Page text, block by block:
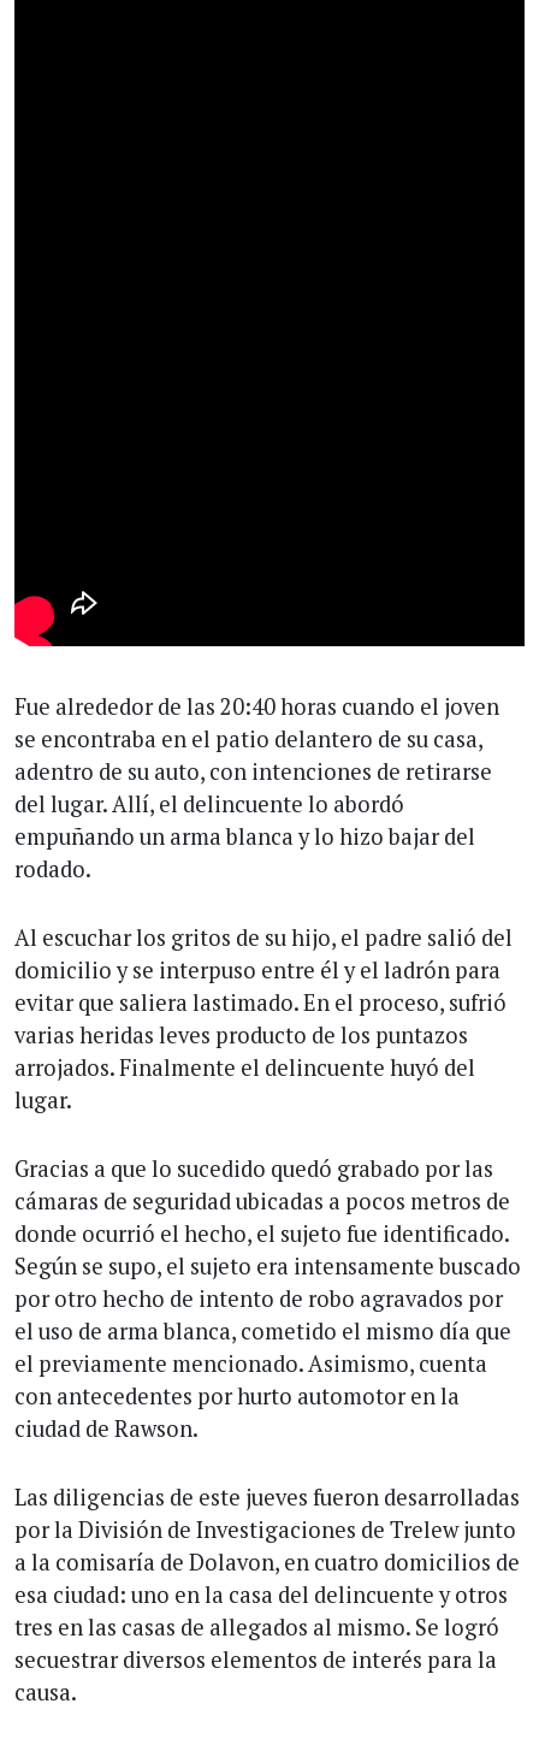
Fue alrededor de las 20:40 horas cuando el joven
se encontraba en el patio delantero de su casa,
adentro de su auto, con intenciones de retirarse
del lugar. Allí, el delincuente lo abordó
empuñando un arma blanca y lo hizo bajar del
rodado.
Al escuchar los gritos de su hijo, el padre salió del
domicilio y se interpuso entre él y el ladrón para
evitar que saliera lastimado. En el proceso, sufrió
varias heridas leves producto de los puntazos
arrojados. Finalmente el delincuente huyó del
lugar.
Gracias a que lo sucedido quedó grabado por las
cámaras de seguridad ubicadas a pocos metros de
donde ocurrió el hecho, el sujeto fue identificado.
Según se supo, el sujeto era intensamente buscado
por otro hecho de intento de robo agravados por
el uso de arma blanca, cometido el mismo día que
el previamente mencionado. Asimismo, cuenta
con antecedentes por hurto automotor en la
ciudad de Rawson.
Las diligencias de este jueves fueron desarrolladas
por la División de Investigaciones de Trelew junto
a la comisaría de Dolavon, en cuatro domicilios de
esa ciudad: uno en la casa del delincuente y otros
tres en las casas de allegados al mismo. Se logró
secuestrar diversos elementos de interés para la
causa.